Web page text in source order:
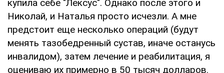
купила себе "Лексус". Однако после этого и
Николай, и Наталья просто исчезли. А мне
предстоит еще несколько операций (будут
менять тазобедренный сустав, иначе останусь
инвалидом), затем лечение и реабилитация, я
оцениваю их примерно в 50 тысяч долларов.